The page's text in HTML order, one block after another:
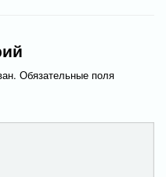
Обязательные поля